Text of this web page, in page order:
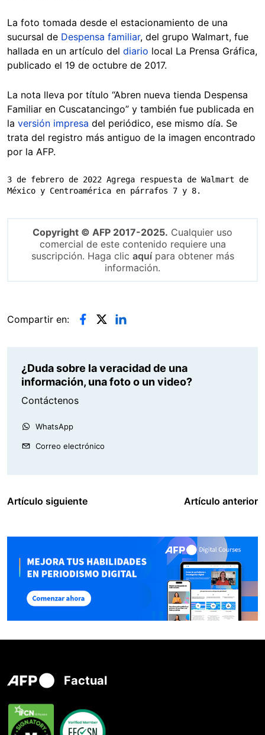
La foto tomada desde el estacionamiento de una
sucursal de Despensa familiar, del grupo Walmart, fue
hallada en un artículo del diario local La Prensa Gráfica,
publicado el 19 de octubre de 2017.
La nota lleva por título “Abren nueva tienda Despensa
Familiar en Cuscatancingo” y también fue publicada en
la versión impresa del periódico, ese mismo día. Se
trata del registro más antiguo de la imagen encontrado
por la AFP.
3 de febrero de 2022 Agrega respuesta de Walmart de
México y Centroamérica en párrafos 7 y 8.
Copyright © AFP 2017-2025. Cualquier uso
comercial de este contenido requiere una
suscripción. Haga clic aquípara obtener más
información.
Compartir en:
¿Duda sobre la veracidad de una
información, una foto o un video?
Contáctenos
WhatsApp
Correo electrónico
Artículo siguiente Artículo anterior
Factual